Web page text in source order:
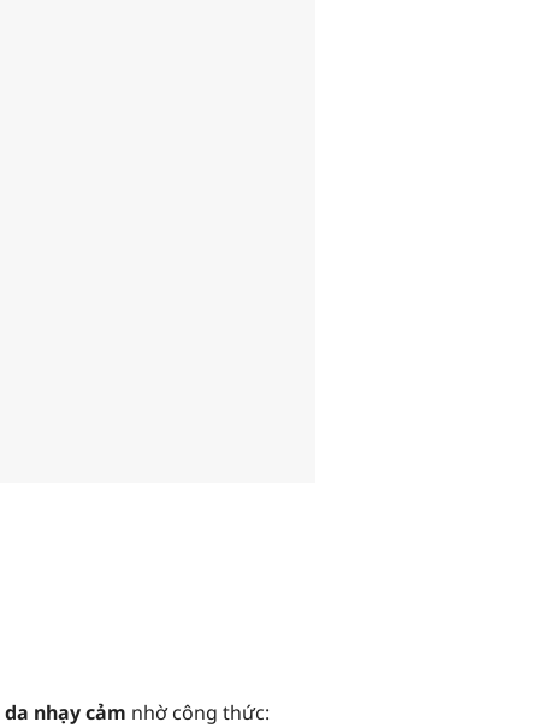
da nhạy cảm nhờ công thức: